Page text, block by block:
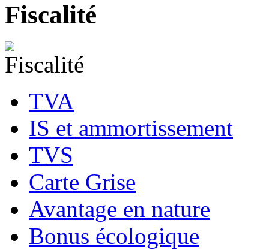
Fiscalité
TVA
IS et ammortissement
TVS
Carte Grise
Avantage en nature
Bonus écologique